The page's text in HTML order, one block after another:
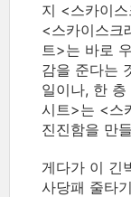
지 <스카이
<스카이스크
트>는 바로
감을 준다는
일이나, 한
시트>는 <스
진진함을 만
게다가 이 긴
사당패 줄타